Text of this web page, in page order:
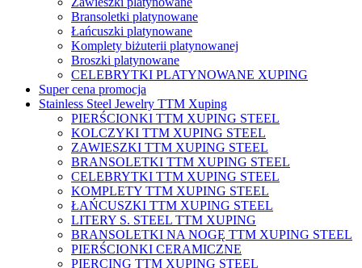
Bransoletki platynowane
Łańcuszki platynowane
Komplety biżuterii platynowanej
Broszki platynowane
CELEBRYTKI PLATYNOWANE XUPING
Super cena promocja
Stainless Steel Jewelry TTM Xuping
PIERŚCIONKI TTM XUPING STEEL
KOLCZYKI TTM XUPING STEEL
ZAWIESZKI TTM XUPING STEEL
BRANSOLETKI TTM XUPING STEEL
CELEBRYTKI TTM XUPING STEEL
KOMPLETY TTM XUPING STEEL
ŁAŃCUSZKI TTM XUPING STEEL
LITERY S. STEEL TTM XUPING
BRANSOLETKI NA NOGĘ TTM XUPING STEEL
PIERŚCIONKI CERAMICZNE
PIERCING TTM XUPING STEEL